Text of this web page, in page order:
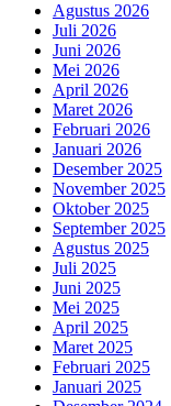
Agustus 2026
Juli 2026
Juni 2026
Mei 2026
April 2026
Maret 2026
Februari 2026
Januari 2026
Desember 2025
November 2025
Oktober 2025
September 2025
Agustus 2025
Juli 2025
Juni 2025
Mei 2025
April 2025
Maret 2025
Februari 2025
Januari 2025